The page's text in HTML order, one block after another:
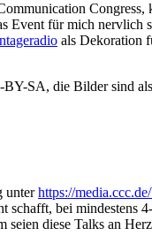
Event für mich nervlich
als Dekoration
SA, die Bilder sind
unterhttps://
bei mindestens
diese Talks an